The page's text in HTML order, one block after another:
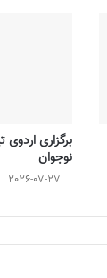
برگزاری
نوجوان
2026-07-27